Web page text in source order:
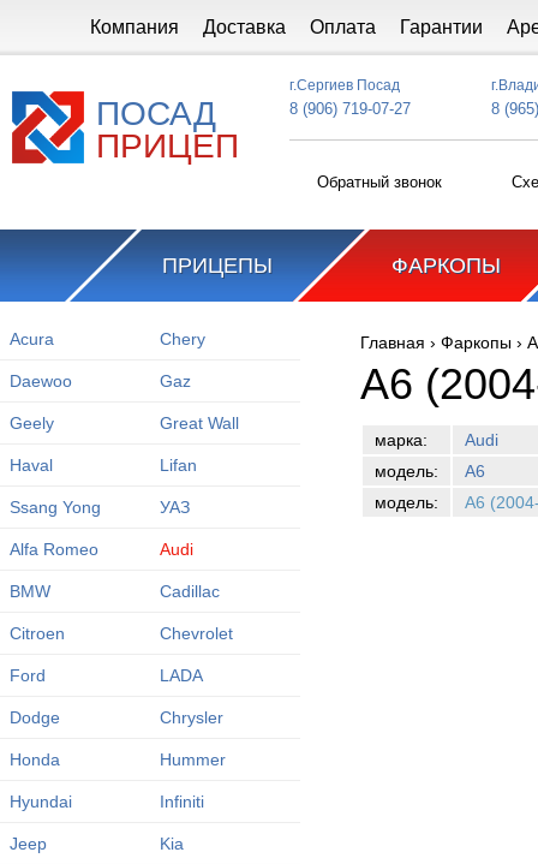
Компания Доставка Оплата Гарантии
ПОСАД
ПРИЦЕП
г.Сергиев Посад
8 (906) 719-07-27 8
Обратный звонок
ПРИЦЕПЫ ФАРКОПЫ
Acura Chery
Daewoo Gaz
Geely Great Wall
Haval Lifan
Ssang Yong УАЗ
Alfa Romeo Audi
BMW Cadillac
Citroen Chevrolet
Ford LADA
Dodge Chrysler
Honda Hummer
Hyundai Infiniti
Jeep Kia
Вы здесь
Главная › Фаркопы ›
A6
марка:
Audi
модель:
A6
модель:
A6